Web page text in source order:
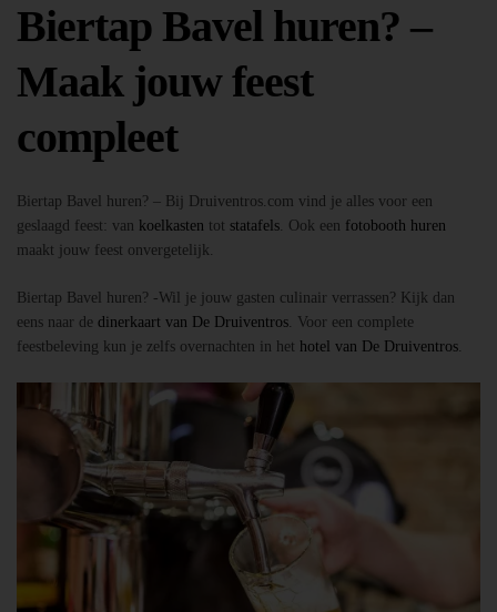
Biertap Bavel huren? –
Maak jouw feest
compleet
Biertap Bavel huren? – Bij Druiventros.com vind je alles voor een
geslaagd feest: van koelkasten tot statafels. Ook een fotobooth huren
maakt jouw feest onvergetelijk.
Biertap Bavel huren? -Wil je jouw gasten culinair verrassen? Kijk dan
eens naar de dinerkaart van De Druiventros. Voor een complete
feestbeleving kun je zelfs overnachten in het hotel van De Druiventros.